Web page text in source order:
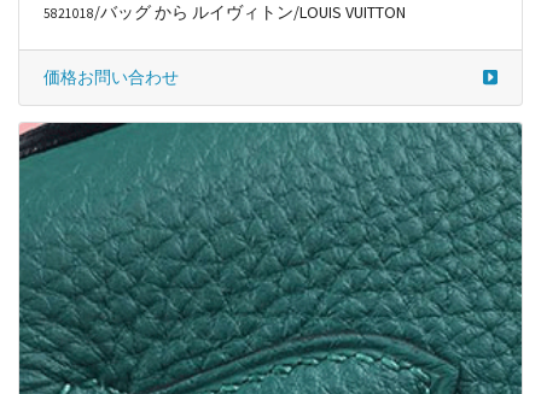
5821018/バッグ から ルイヴィトン/LOUIS VUITTON
価格お問い合わせ